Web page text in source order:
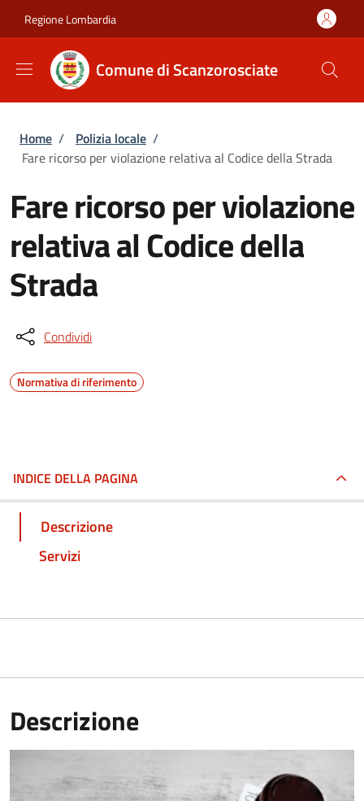
Regione Lombardia
Comune di Scanzorosciate
Briciole di pane
Home / Polizia locale /
Fare ricorso per violazione relativa al Codice della Strada
Fare ricorso per violazione
relativa al Codice della
Strada
Condividi
Normativa di riferimento
INDICE DELLA PAGINA
Descrizione
Servizi
Descrizione